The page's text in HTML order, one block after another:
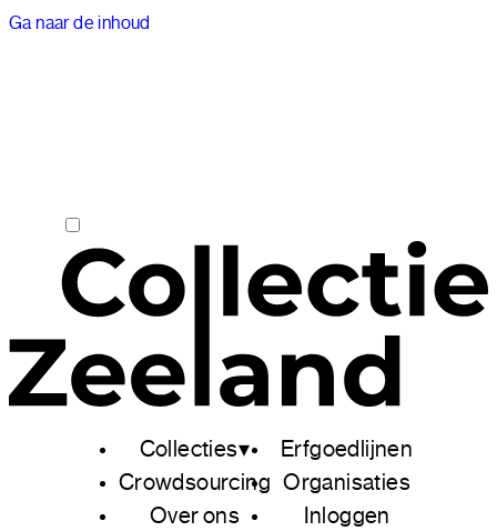
Ga naar de inhoud
Collecties
Erfgoedlijnen
Crowdsourcing Organisaties
Over ons
Inloggen